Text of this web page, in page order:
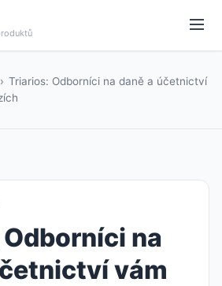
› Triarios: Odborníci na daně a účetnictví
na
vám